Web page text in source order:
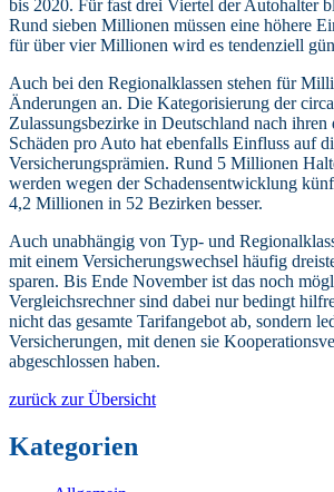
bis 2020. Für fast drei Viertel der Autohalter
Rund sieben Millionen müssen eine höhere
für über vier Millionen wird es tendenziell
Auch bei den Regionalklassen stehen für
Änderungen an. Die Kategorisierung der
Zulassungsbezirke in Deutschland nach
Schäden pro Auto hat ebenfalls Einfluss auf
Versicherungsprämien. Rund 5 Millionen
werden wegen der Schadensentwicklung
4,2 Millionen in 52 Bezirken besser.
Auch unabhängig von Typ- und
mit einem Versicherungswechsel häufig
sparen. Bis Ende November ist das noch
Vergleichsrechner sind dabei nur bedingt
nicht das gesamte Tarifangebot ab, sondern
Versicherungen, mit denen sie
abgeschlossen haben.
zurück zur Übersicht
Kategorien